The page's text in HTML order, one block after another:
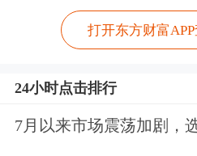
包括34%的海运石
伊朗关闭海峡出口，
打开东方财富
24小时点击排行
7月以来市场震荡加剧，